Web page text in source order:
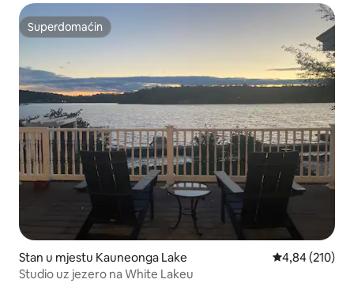
Superdomaćin
Superdomaćin
Stan u mjestu Kauneonga Lake Prosječna
4,84 (210)
Studio uz jezero na White Lakeu